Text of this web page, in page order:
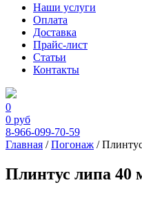
Наши услуги
Оплата
Доставка
Прайс-лист
Статьи
Контакты
0
0 руб
8-966-099-70-59
Главная /Погонаж /
Плинтус липа 40